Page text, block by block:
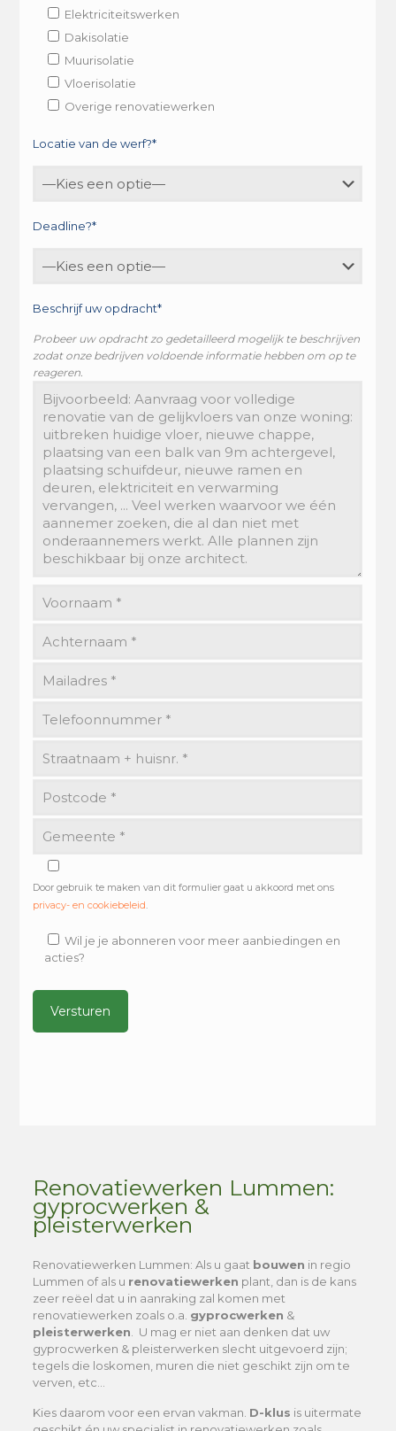
Elektriciteitswerken
Dakisolatie
Muurisolatie
Vloerisolatie
Overige renovatiewerken
Locatie van de werf?*
Deadline?*
Beschrijf uw opdracht*
Probeer uw opdracht zo gedetailleerd mogelijk te beschrijven
zodat onze bedrijven voldoende informatie hebben om op te
reageren.
Door gebruik te maken van dit formulier gaat u akkoord met ons
privacy- en cookiebeleid
Wil je je abonneren voor meer aanbiedingen en
acties?
Renovatiewerken Lummen:
gyprocwerken &
pleisterwerken
Renovatiewerken Lummen: Als u gaat bouwen in regio
Lummen of als u renovatiewerken plant, dan is de kans
zeer reëel dat u in aanraking zal komen met
renovatiewerken zoals o.a. gyprocwerken &
pleisterwerken . U mag er niet aan denken dat uw
gyprocwerken & pleisterwerken slecht uitgevoerd zijn;
tegels die loskomen, muren die niet geschikt zijn om te
verven, etc…
Kies daarom voor een ervan vakman. D-klus is uitermate